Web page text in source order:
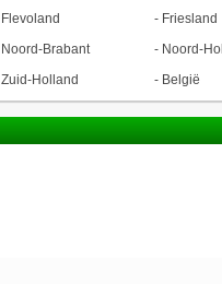
Flevoland - Friesland
Noord-Brabant - Noord-
Zuid-Holland - België